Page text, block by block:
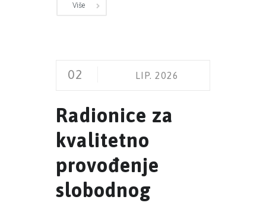
Više
02 LIP. 2026
Radionice za
kvalitetno
provođenje
slobodnog